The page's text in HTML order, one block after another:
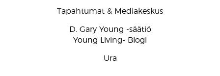
Tapahtumat & Mediakeskus
D. Gary Young -säätiö
Young Living- Blogi
Ura